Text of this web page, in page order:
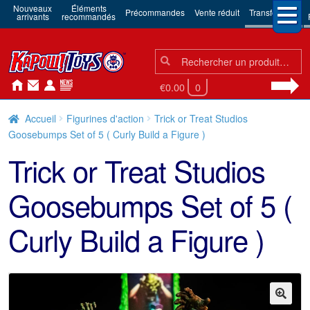
Nouveaux
arrivants
Éléments
recommandés Précommandes Vente réduit Transformers
Chercher:
Chercher
€0.00 0
Accueil Figurines d'action
Trick or Treat Studios
Goosebumps Set of 5 ( Curly Build a Figure )
Trick or Treat Studios
Goosebumps Set of 5 (
Curly Build a Figure )